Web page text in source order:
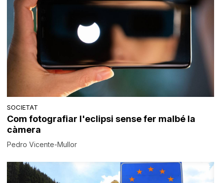
SOCIETAT
Com fotografiar l'eclipsi sense fer malbé la
càmera
Pedro Vicente-Mullor